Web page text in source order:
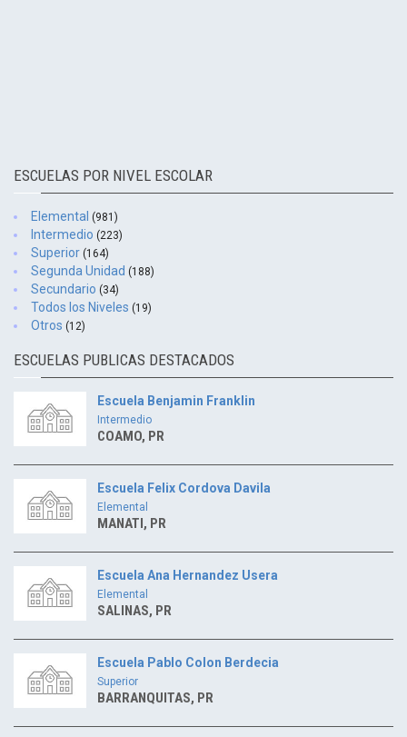
ESCUELAS POR NIVEL ESCOLAR
Elemental (981)
Intermedio (223)
Superior (164)
Segunda Unidad (188)
Secundario (34)
Todos los Niveles (19)
Otros (12)
ESCUELAS PUBLICAS DESTACADOS
Escuela Benjamin Franklin
Intermedio
COAMO, PR
Escuela Felix Cordova Davila
Elemental
MANATI, PR
Escuela Ana Hernandez Usera
Elemental
SALINAS, PR
Escuela Pablo Colon Berdecia
Superior
BARRANQUITAS, PR